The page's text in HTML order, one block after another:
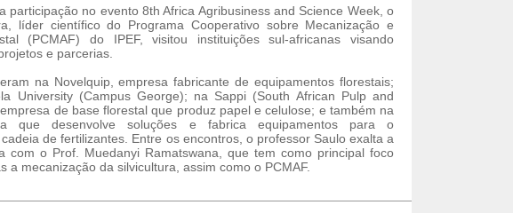
participação no evento 8th Africa Agribusiness and Science Week, o
líder científico do Programa Cooperativo sobre Mecanização e
(PCMAF) do IPEF, visitou instituições sul-africanas visando
e parcerias.
na Novelquip, empresa fabricante de equipamentos florestais;
University (Campus George); na Sappi (South African Pulp and
de base florestal que produz papel e celulose; e também na
que desenvolve soluções e fabrica equipamentos para o
de fertilizantes. Entre os encontros, o professor Saulo exalta a
com o Prof. Muedanyi Ramatswana, que tem como principal foco
a mecanização da silvicultura, assim como o PCMAF.